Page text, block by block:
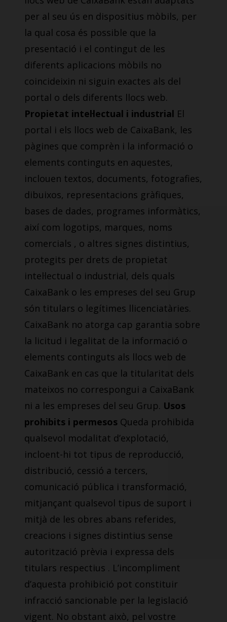
per al seu ús en dispositius mòbils, per
la qual cosa és possible que la
presentació i el contingut de les
diferents aplicacions mòbils no
coincideixin ni siguin exactes als del
portal o dels diferents llocs web.
Propietat intel·lectual i industrial El
portal i els llocs web de CaixaBank, les
pàgines que comprèn i la informació o
elements continguts en aquestes,
inclouen textos, documents, fotografies,
dibuixos, representacions gràfiques,
bases de dades, programes informàtics,
així com logotips, marques, noms
comercials , o altres signes distintius,
protegits per drets de propietat
intel·lectual o industrial, dels quals
CaixaBank o les empreses del seu Grup
són titulars o legítimes llicenciatàries.
CaixaBank no atorga cap garantia sobre
la licitud i legalitat de la informació o
elements continguts als llocs web de
CaixaBank en cas que la titularitat dels
mateixos no correspongui a CaixaBank
ni a les empreses del seu Grup. Usos
prohibits i permesos Queda prohibida
qualsevol modalitat d’explotació,
incloent-hi tot tipus de reproducció,
distribució, cessió a tercers,
comunicació pública i transformació,
mitjançant qualsevol tipus de suport i
mitjà de les obres abans referides,
creacions i signes distintius sense
autorització prèvia i expressa dels
titulars respectius . L’incompliment
d’aquesta prohibició pot constituir
infracció sancionable per la legislació
vigent. No obstant això, pel vostre